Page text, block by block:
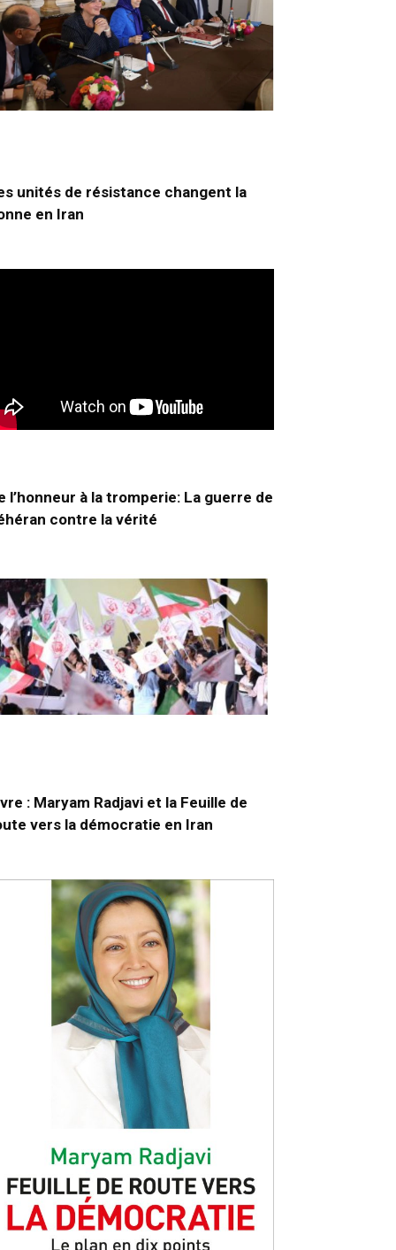
unités de résistance changent la
en Iran
l’honneur à la tromperie: La guerre de
contre la vérité
: Maryam Radjavi et la Feuille de
vers la démocratie en Iran